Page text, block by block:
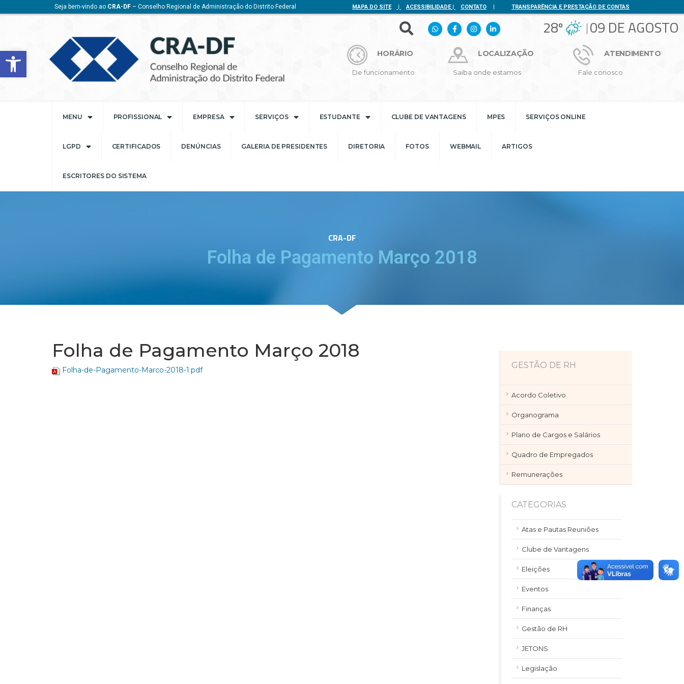
Barra de Ferramentas Aberta
Seja bem-vindo ao CRA-DF – Conselho Regional de Administração do Distrito Federal MAPA DO SITE | ACESSIBILIDADE| CONTATO | TRANSPARÊNCIA E PRESTAÇÃO DE CONTAS
28º 09 DE AGOSTO
HORÁRIO
De funcionamento
LOCALIZAÇÃO
Saiba onde estamos
ATENDIMENTO
Fale conosco
MENU PROFISSIONAL EMPRESA SERVIÇOS ESTUDANTE CLUBE DE VANTAGENS MPES SERVIÇOS ONLINE
LGPD CERTIFICADOS DENÚNCIAS GALERIA DE PRESIDENTES DIRETORIA FOTOS WEBMAIL ARTIGOS
ESCRITORES DO SISTEMA
CRA-DF
Folha de Pagamento Março 2018
Folha de Pagamento Março 2018
Folha-de-Pagamento-Marco-2018-1.pdf GESTÃO DE RH
Acordo Coletivo
Organograma
Plano de Cargos e Salários
Quadro de Empregados
Remunerações
CATEGORIAS
Atas e Pautas Reuniões
Clube de Vantagens
Eleições
Eventos
Finanças
Gestão de RH
JETONS
Legislação